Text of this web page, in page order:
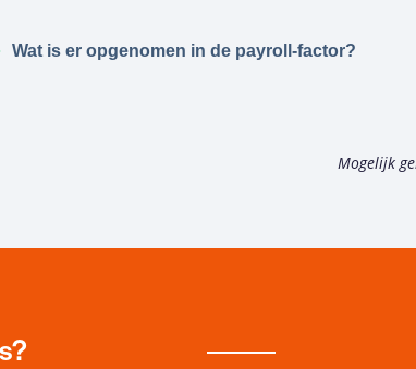
Wat is er opgenomen in de payroll-factor?
Mogelijk